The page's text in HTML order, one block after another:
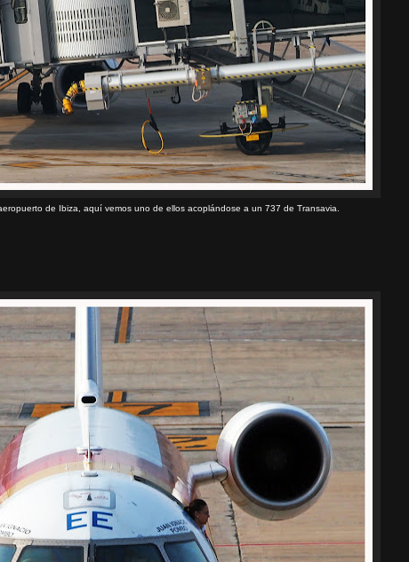
de Ibiza, aquí vemos uno de ellos acoplándose a un 737 de Transavia.